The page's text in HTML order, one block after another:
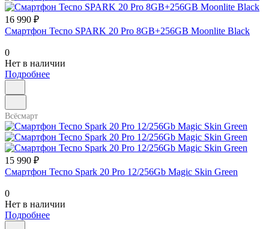
16 990 ₽
Смартфон Tecno SPARK 20 Pro 8GB+256GB Moonlite Black
0
Нет в наличии
Подробнее
Всёсмарт
15 990 ₽
Смартфон Tecno Spark 20 Pro 12/256Gb Magic Skin Green
0
Нет в наличии
Подробнее